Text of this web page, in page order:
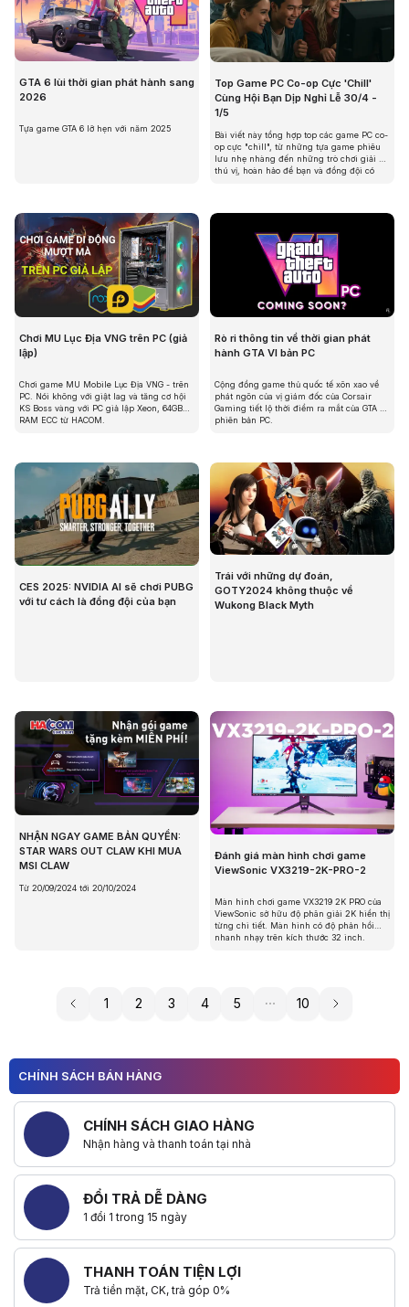
GTA 6 lùi thời gian phát hành sang
2026
Tựa game GTA 6 lỡ hẹn với năm 2025
Top Game PC Co-op Cực 'Chill'
Cùng Hội Bạn Dịp Nghỉ Lễ 30/4 -
1/5
Bài viết này tổng hợp top các game PC co-
op cực "chill", từ những tựa game phiêu
lưu nhẹ nhàng đến những trò chơi giải đố
thú vị, hoàn hảo để bạn và đồng đội có
Chơi MU Lục Địa VNG trên PC (giả
lập)
Chơi game MU Mobile Lục Địa VNG - trên
PC. Nói không với giật lag và tăng cơ hội
KS Boss vàng với PC giả lập Xeon, 64GB
RAM ECC từ HACOM.
Rò ri thông tin về thời gian phát
hành GTA VI bản PC
Cộng đồng game thủ quốc tế xôn xao về
phát ngôn của vị giám đốc của Corsair
Gaming tiết lộ thời điểm ra mắt của GTA VI
phiên bản PC.
CES 2025: NVIDIA AI sẽ chơi PUBG
với tư cách là đồng đội của bạn
Trái với những dự đoán,
GOTY2024 không thuộc về
Wukong Black Myth
NHẬN NGAY GAME BẢN QUYỀN:
STAR WARS OUT CLAW KHI MUA
MSI CLAW
Từ 20/09/2024 tới 20/10/2024
Đánh giá màn hình chơi game
ViewSonic VX3219-2K-PRO-2
Màn hình chơi game VX3219 2K PRO của
ViewSonic sở hữu độ phân giải 2K hiển thị
từng chi tiết. Màn hình có độ phản hồi
nhanh nhạy trên kích thước 32 inch.
1 2 3 4 5 10
CHÍNH SÁCH BÁN HÀNG
CHÍNH SÁCH GIAO HÀNG
Nhận hàng và thanh toán tại nhà
ĐỔI TRẢ DỄ DÀNG
1 đổi 1 trong 15 ngày
THANH TOÁN TIỆN LỢI
Trả tiền mặt, CK, trả góp 0%